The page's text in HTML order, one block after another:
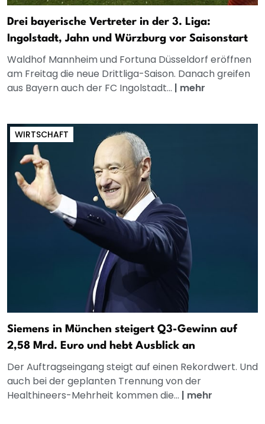
Drei bayerische Vertreter in der 3. Liga:
Ingolstadt, Jahn und Würzburg vor Saisonstart
Waldhof Mannheim und Fortuna Düsseldorf eröffnen
am Freitag die neue Drittliga-Saison. Danach greifen
aus Bayern auch der FC Ingolstadt... | mehr
WIRTSCHAFT
Siemens in München steigert Q3-Gewinn auf
2,58 Mrd. Euro und hebt Ausblick an
Der Auftragseingang steigt auf einen Rekordwert. Und
auch bei der geplanten Trennung von der
Healthineers-Mehrheit kommen die... | mehr